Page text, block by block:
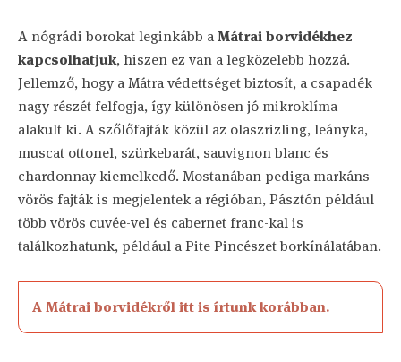
A nógrádi borokat leginkább aMátrai borvidékhez
kapcsolhatjuk, hiszen ez van a legközelebb hozzá.
Jellemző, hogy a Mátra védettséget biztosít, a csapadék
nagy részét felfogja, így különösen jó mikroklíma
alakult ki. A szőlőfajták közül az olaszrizling, leányka,
muscat ottonel, szürkebarát, sauvignon blanc és
chardonnay kiemelkedő. Mostanában pediga markáns
vörös fajták is megjelentek a régióban, Pásztón például
több vörös cuvée-vel és cabernet franc-kal is
találkozhatunk, például a Pite Pincészet borkínálatában.
A Mátrai borvidékről itt is írtunk korábban.